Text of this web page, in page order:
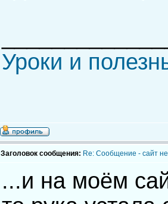
Уроки и
Заголовок сообщения: Re: Сообщение - сайт
...и на моём